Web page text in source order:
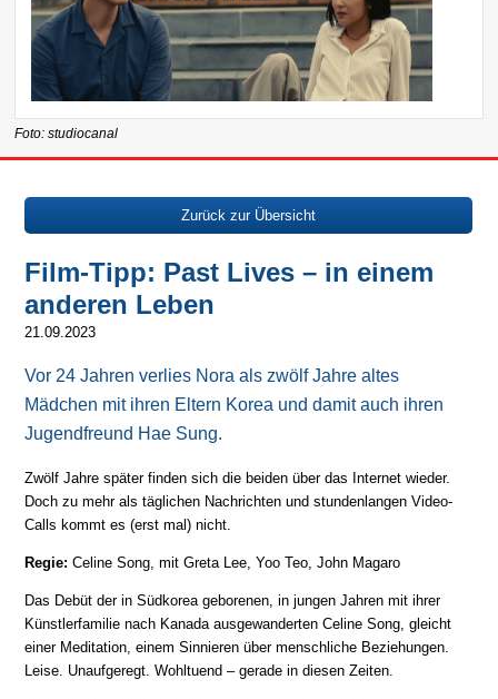
Foto: studiocanal
Zurück zur Übersicht
Film-Tipp: Past Lives – in einem
anderen Leben
21.09.2023
Vor 24 Jahren verlies Nora als zwölf Jahre altes
Mädchen mit ihren Eltern Korea und damit auch ihren
Jugendfreund Hae Sung.
Zwölf Jahre später finden sich die beiden über das Internet wieder.
Doch zu mehr als täglichen Nachrichten und stundenlangen Video-
Calls kommt es (erst mal) nicht.
Regie: Celine Song, mit Greta Lee, Yoo Teo, John Magaro
Das Debüt der in Südkorea geborenen, in jungen Jahren mit ihrer
Künstlerfamilie nach Kanada ausgewanderten Celine Song, gleicht
einer Meditation, einem Sinnieren über menschliche Beziehungen.
Leise. Unaufgeregt. Wohltuend – gerade in diesen Zeiten.